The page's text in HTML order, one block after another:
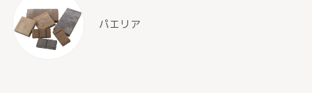
パエリア